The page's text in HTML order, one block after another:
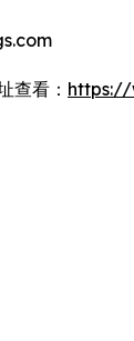
查看： https://